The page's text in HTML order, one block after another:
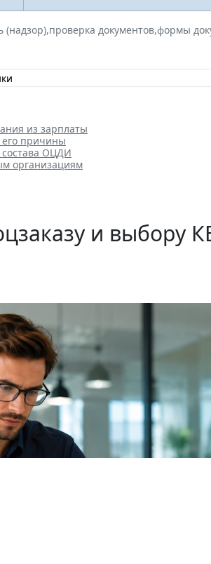
(надзор),проверка документов,формы
из зарплаты
причины
ОЦДИ
организациям
и выбору